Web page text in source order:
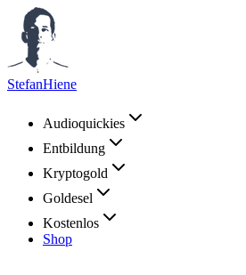
StefanHiene
Audioquickies
Entbildung
Kryptogold
Goldesel
Kostenlos
Shop